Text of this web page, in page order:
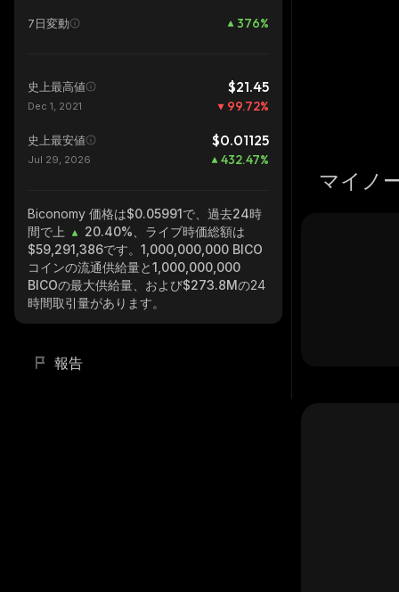
7日変動 376%
史上最高値 $21.45
Dec 1, 2021 99.72%
史上最安値 $0.01125
Jul 29, 2026 432.47%
Biconomy 価格は$0.05991で、過去24時
間で上
20.40% 、ライブ時価総額は
$59,291,386です。 1,000,000,000 BICO
コインの流通供給量と1,000,000,000
BICOの最大供給量、および$273.8Mの24
時間取引量があります。
報告
マイノ